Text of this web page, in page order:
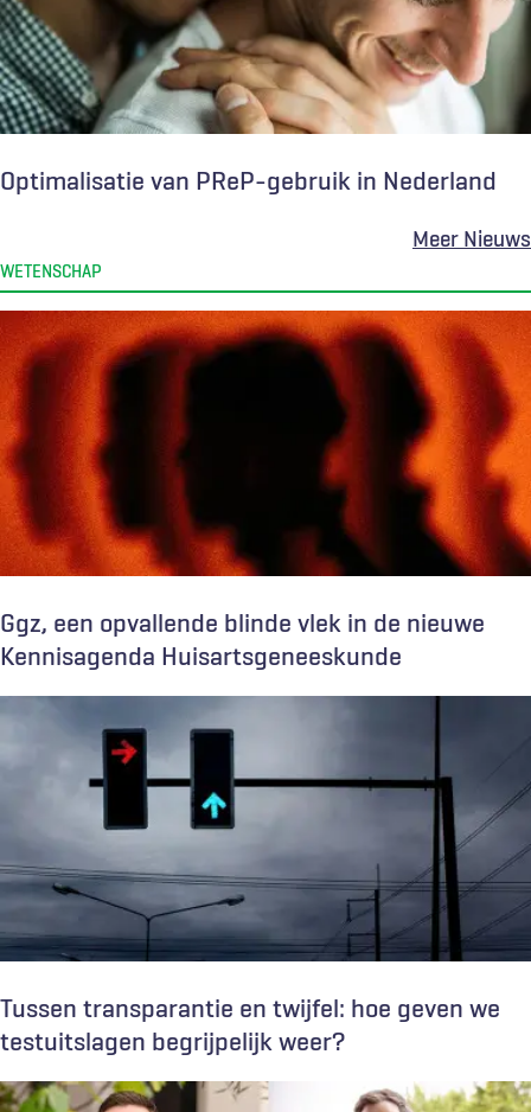
Optimalisatie van PReP-gebruik in Nederland
Meer Nieuws
WETENSCHAP
Ggz, een opvallende blinde vlek in de nieuwe
Kennisagenda Huisartsgeneeskunde
Tussen transparantie en twijfel: hoe geven we
testuitslagen begrijpelijk weer?